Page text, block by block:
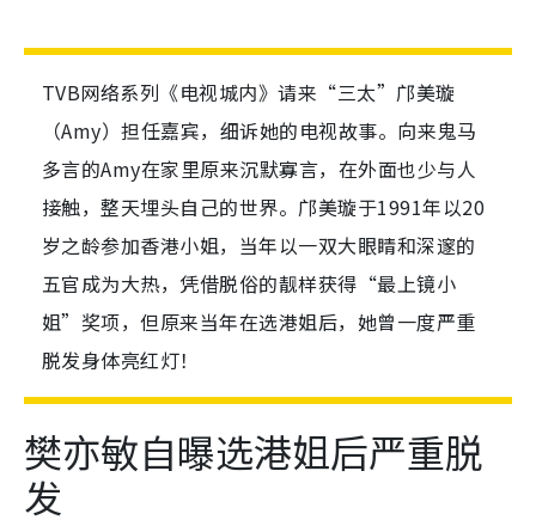
TVB网络系列《电视城内》请来“三太”邝美璇
（Amy）担任嘉宾，细诉她的电视故事。向来鬼马
多言的Amy在家里原来沉默寡言，在外面也少与人
接触，整天埋头自己的世界。邝美璇于1991年以20
岁之龄参加香港小姐，当年以一双大眼睛和深邃的
五官成为大热，凭借脱俗的靓样获得“最上镜小
姐”奖项，但原来当年在选港姐后，她曾一度严重
脱发身体亮红灯！
樊亦敏自曝选港姐后严重脱
发